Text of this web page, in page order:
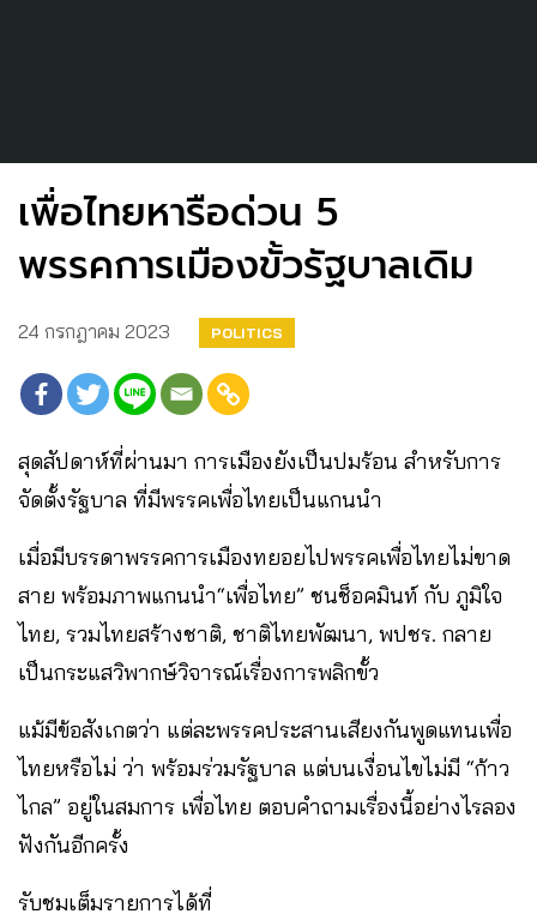
เพื่อไทยหารือด่วน 5
พรรคการเมืองขั้วรัฐบาลเดิม
24 กรกฎาคม 2023 POLITICS
สุดสัปดาห์ที่ผ่านมา การเมืองยังเป็นปมร้อน สำหรับการ
จัดตั้งรัฐบาล ที่มีพรรคเพื่อไทยเป็นแกนนำ
เมื่อมีบรรดาพรรคการเมืองทยอยไปพรรคเพื่อไทยไม่ขาด
สาย พร้อมภาพแกนนำ“เพื่อไทย” ชนช็อคมินท์ กับ ภูมิใจ
ไทย, รวมไทยสร้างชาติ, ชาติไทยพัฒนา, พปชร. กลาย
เป็นกระแสวิพากษ์วิจารณ์เรื่องการพลิกขั้ว
แม้มีข้อสังเกตว่า แต่ละพรรคประสานเสียงกันพูดแทนเพื่อ
ไทยหรือไม่ ว่า พร้อมร่วมรัฐบาล แต่บนเงื่อนไขไม่มี “ก้าว
ไกล” อยู่ในสมการ เพื่อไทย ตอบคำถามเรื่องนี้อย่างไรลอง
ฟังกันอีกครั้ง
รับชมเต็มรายการได้ที่